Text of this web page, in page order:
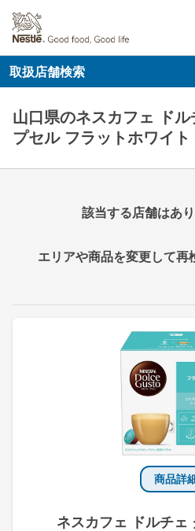
取扱店舗検索
山口県のネスカフェ ド
プセル フラットホワイ
商品詳
ネスカフェ ドルチェ
該当する店舗はあ
エリアや商品を変更して再